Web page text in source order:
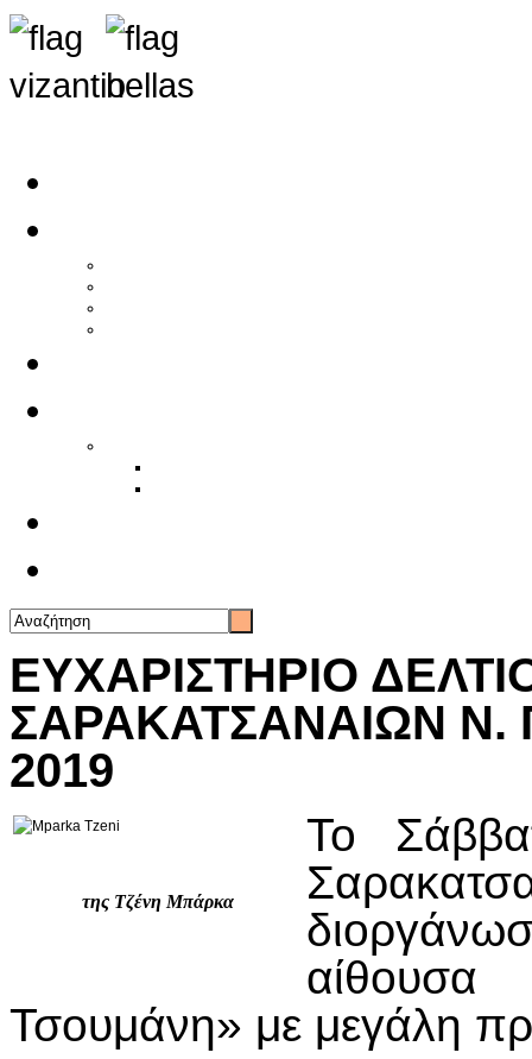
ΕΥΧΑΡΙΣΤΗΡΙΟ
ΣΑΡΑΚΑΤΣΑΝΑΙΩΝ Ν.
2019
της Τζένη Μπάρκα
Το
Τσουμάνη» με μεγάλη